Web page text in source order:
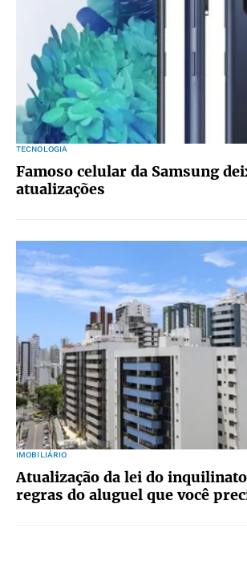
TECNOLOGIA
Famoso celular da Samsung
atualizações
IMOBILIÁRIO
Atualização da lei do
regras do aluguel que você